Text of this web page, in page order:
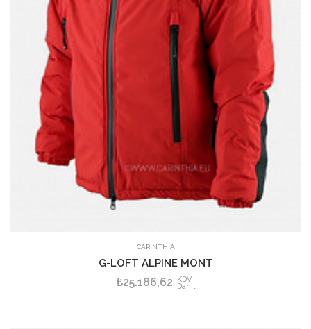
CARINTHIA
G-LOFT ALPINE MONT
₺25.186,62 KDV
Dahil